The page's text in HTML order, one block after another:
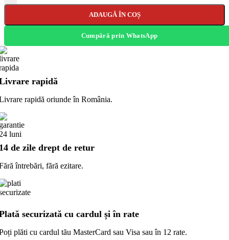
ADAUGĂ ÎN COȘ
Cumpără prin WhatsApp
rapidă
rapidă oriunde în România.
de zile drept de retur
întrebări, fără ezitare.
securizată cu cardul și în rate
plăti cu cardul tău MasterCard sau Visa sau în 12 rate.